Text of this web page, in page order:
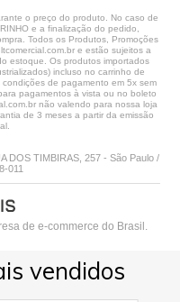
o preço do produto. No caso de
e a finalização do pedido,
Todos os Produtos, Promoções
e estão sujeitos a
estoque. Os produtos importados
incluso no carrinho de
de pagamento em 5x sem
pagamentos à vista ou no boleto
não valendo para nossa loja
de 3 meses a partir da emissão
DOS TIMBIRAS, 257 - São Paulo /
011
de e-commerce do Brasil.
vendidos